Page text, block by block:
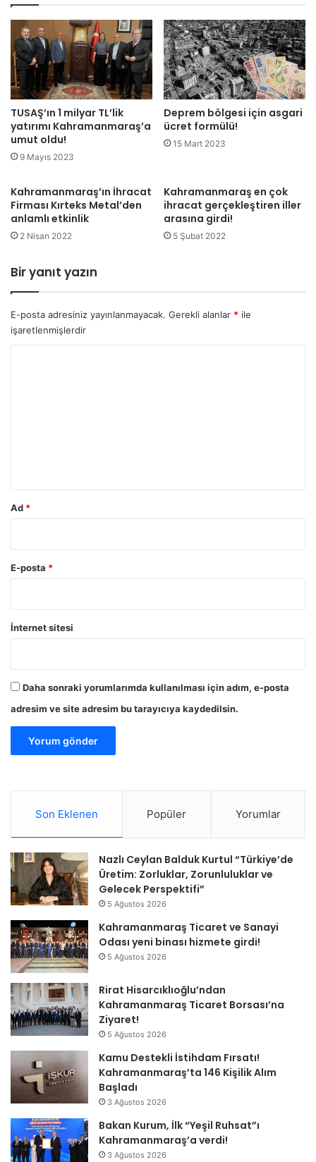
TUSAŞ’ın 1 milyar TL’lik
yatırımı Kahramanmaraş’a
umut oldu!
9 Mayıs 2023
Deprem bölgesi için asgari
ücret formülü!
15 Mart 2023
Kahramanmaraş’ın İhracat
Firması Kırteks Metal’den
anlamlı etkinlik
2 Nisan 2022
Kahramanmaraş en çok
ihracat gerçekleştiren iller
arasına girdi!
5 Şubat 2022
Bir yanıt yazın
E-posta adresiniz yayınlanmayacak. Gerekli alanlar * ile
işaretlenmişlerdir
Ad *
E-posta *
İnternet sitesi
Daha sonraki yorumlarımda kullanılması için adım, e-posta
adresim ve site adresim bu tarayıcıya kaydedilsin.
Son Eklenen Popüler Yorumlar
Nazlı Ceylan Balduk Kurtul “Türkiye’de
Üretim: Zorluklar, Zorunluluklar ve
Gelecek Perspektifi”
5 Ağustos 2026
Kahramanmaraş Ticaret ve Sanayi
Odası yeni binası hizmete girdi!
5 Ağustos 2026
Rirat Hisarcıklıoğlu’ndan
Kahramanmaraş Ticaret Borsası’na
Ziyaret!
5 Ağustos 2026
Kamu Destekli İstihdam Fırsatı!
Kahramanmaraş’ta 146 Kişilik Alım
Başladı
3 Ağustos 2026
Bakan Kurum, İlk “Yeşil Ruhsat”ı
Kahramanmaraş’a verdi!
3 Ağustos 2026